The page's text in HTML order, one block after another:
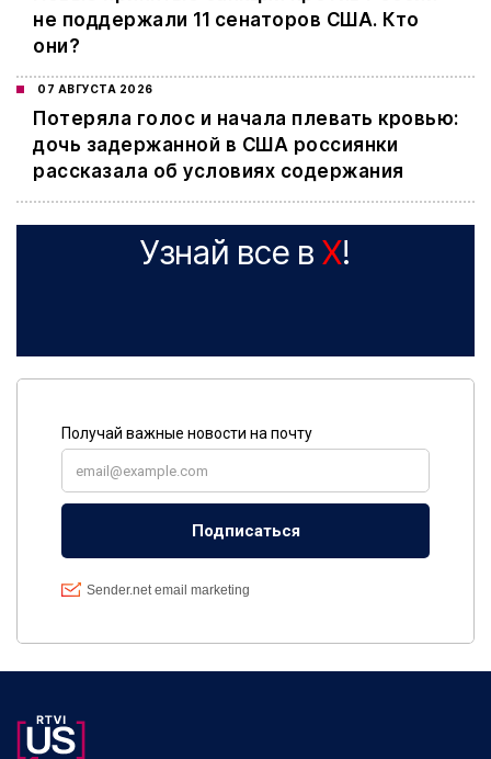
не поддержали 11 сенаторов США. Кто
они?
07 АВГУСТА 2026
Потеряла голос и начала плевать кровью:
дочь задержанной в США россиянки
рассказала об условиях содержания
Узнай все в X!